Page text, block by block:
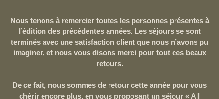
Nous tenons à remercier toutes les personnes présentes à
l’édition des précédentes années. Les séjours se sont
terminés avec une satisfaction client que nous n’avons pu
imaginer, et nous vous disons merci pour tout ces beaux
retours.
De ce fait, nous sommes de retour cette année pour vous
chérir encore plus, en vous proposant un séjour « All